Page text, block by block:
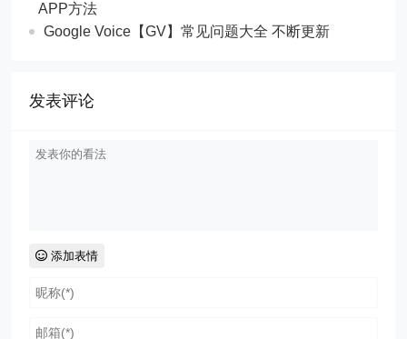
APP方法
Google Voice【GV】常见问题大全 不断更新
发表评论
添加表情